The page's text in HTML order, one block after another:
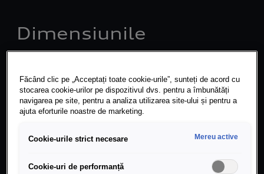
Dimensiunile
modelului Audi A6
Avant e-tron.
Făcând clic pe „Acceptați toate cookie-urile”, sunteți de acord cu
stocarea cookie-urilor pe dispozitivul dvs. pentru a îmbunătăți
navigarea pe site, pentru a analiza utilizarea site-ului și pentru a
ajuta eforturile noastre de marketing.
Cookie-urile strict necesare Mereu active
Cookie-uri de performanță